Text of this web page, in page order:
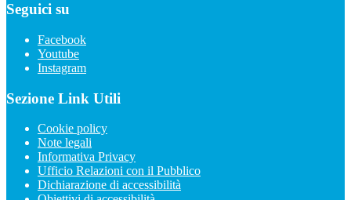
Seguici su
Facebook
Youtube
Instagram
Sezione Link Utili
Cookie policy
Note legali
Informativa Privacy
Ufficio Relazioni con il Pubblico
Dichiarazione di accessibilità